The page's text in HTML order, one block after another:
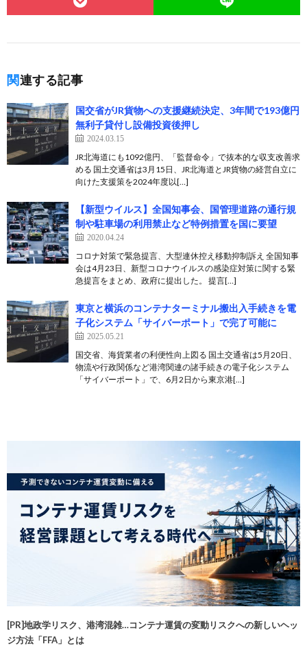
関連する記事
国交省がJR貨物への支援継続決定、3年間で193億円
無利子貸付し設備投資後押し
2024.03.15
JR北海道にも1092億円、「監督命令」で抜本的な収支改善求
める 国土交通省は3月15日、JR北海道とJR貨物の経営自立に
向けた支援策を2024年度以[…]
【新型ウイルス】全国知事会、国管理道路の通行規
制や駐車場の利用禁止など特例措置を国に要望
2020.04.24
コロナ対策で緊急提言、大型連休控え移動抑制訴え 全国知事
会は4月23日、新型コロナウイルスの感染症対策に関する緊
急提言をまとめ、政府に提出した。 提言[…]
東京と横浜のコンテナターミナル搬出入手続きを電
子化システム「サイバーポート」で完了可能に
2025.05.21
国交省、海貨業者の利便性向上図る 国土交通省は5月20日、
物流や行政関係など港湾関連の諸手続きの電子化システム
「サイバーポート」で、6月2日から東京港[…]
[PR]地政学リスク、港湾混雑…コンテナ運賃の変動リスクへの新しいヘッ
ジ方法「FFA」とは